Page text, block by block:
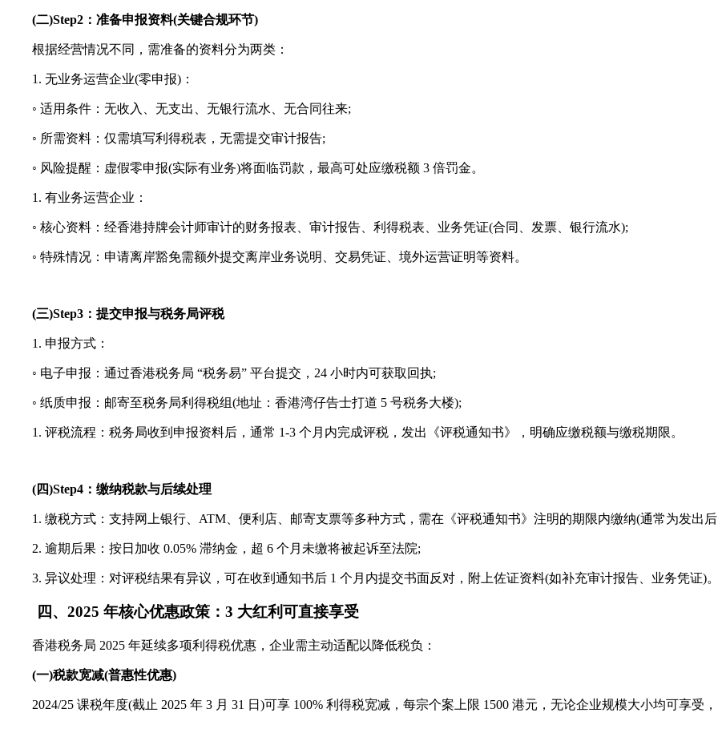
(二)Step2：准备申报资料(关键合规环节)
根据经营情况不同，需准备的资料分为两类：
1. 无业务运营企业(零申报)：
◦ 适用条件：无收入、无支出、无银行流水、无合同往来;
◦ 所需资料：仅需填写利得税表，无需提交审计报告;
◦ 风险提醒：虚假零申报(实际有业务)将面临罚款，最高可处应缴税额 3 倍罚金。
1. 有业务运营企业：
◦ 核心资料：经香港持牌会计师审计的财务报表、审计报告、利得税表、业务凭证(合同、发票、银行流水);
◦ 特殊情况：申请离岸豁免需额外提交离岸业务说明、交易凭证、境外运营证明等资料。
(三)Step3：提交申报与税务局评税
1. 申报方式：
◦ 电子申报：通过香港税务局 “税务易” 平台提交，24 小时内可获取回执;
◦ 纸质申报：邮寄至税务局利得税组(地址：香港湾仔告士打道 5 号税务大楼);
1. 评税流程：税务局收到申报资料后，通常 1-3 个月内完成评税，发出《评税通知书》，明确应缴税额与缴税期限。
(四)Step4：缴纳税款与后续处理
1. 缴税方式：支持网上银行、ATM、便利店、邮寄支票等多种方式，需在《评税通知书》注明的期限内缴纳(通常为发出后
2. 逾期后果：按日加收 0.05% 滞纳金，超 6 个月未缴将被起诉至法院;
3. 异议处理：对评税结果有异议，可在收到通知书后 1 个月内提交书面反对，附上佐证资料(如补充审计报告、业务凭证)。
四、2025 年核心优惠政策：3 大红利可直接享受
香港税务局 2025 年延续多项利得税优惠，企业需主动适配以降低税负：
(一)税款宽减(普惠性优惠)
2024/25 课税年度(截止 2025 年 3 月 31 日)可享 100% 利得税宽减，每宗个案上限 1500 港元，无论企业规模大小均可享受